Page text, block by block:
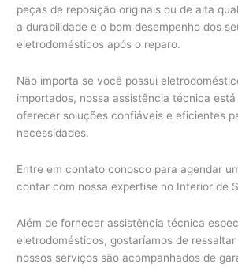
peças de reposição originais ou de alta
a durabilidade e o bom desempenho dos
eletrodomésticos após o reparo.
Não importa se você possui
importados, nossa assistência técnica
oferecer soluções confiáveis e eficientes
necessidades.
Entre em contato conosco para agendar
contar com nossa expertise no Interior de
Além de fornecer assistência técnica
eletrodomésticos, gostaríamos de
nossos serviços são acompanhados de